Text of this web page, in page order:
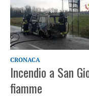
CRONACA
Incendio a San
fiamme